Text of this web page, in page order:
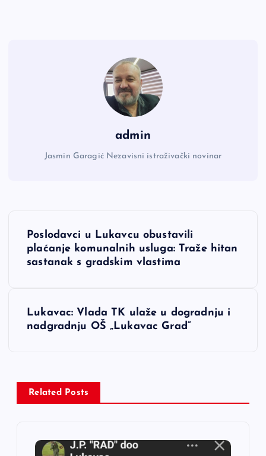
admin
Jasmin Garagić Nezavisni istraživački novinar
N
c
Poslodavci u Lukavcu obustavili
plaćanje komunalnih usluga: Traže hitan
sastanak s gradskim vlastima
Lukavac: Vlada TK ulaže u dogradnju i
nadgradnju OŠ „Lukavac Grad“
Related Posts